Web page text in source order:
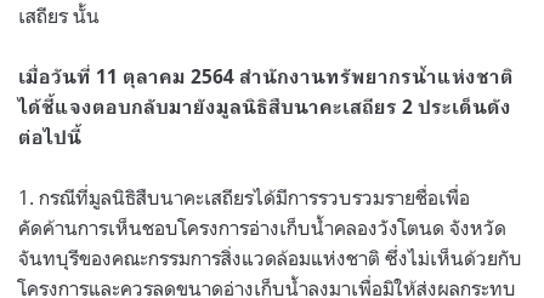
เสถียร นั้น
เมื่อวันที่ 11 ตุลาคม 2564 สำนักงานทรัพยากรน้ำแห่งชาติ
ได้ชี้แจงตอบกลับมายังมูลนิธิสืบนาคะเสถียร 2 ประเด็นดัง
ต่อไปนี้
1. กรณีที่มูลนิธิสืบนาคะเสถียรได้มีการรวบรวมรายชื่อเพื่อ
คัดค้านการเห็นชอบโครงการอ่างเก็บน้ำคลองวังโตนด จังหวัด
จันทบุรีของคณะกรรมการสิ่งแวดล้อมแห่งชาติ ซึ่งไม่เห็นด้วยกับ
โครงการและควรลดขนาดอ่างเก็บน้ำลงมาเพื่อมิให้ส่งผลกระทบ